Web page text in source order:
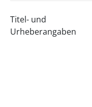
Titel- und
Urheberangaben